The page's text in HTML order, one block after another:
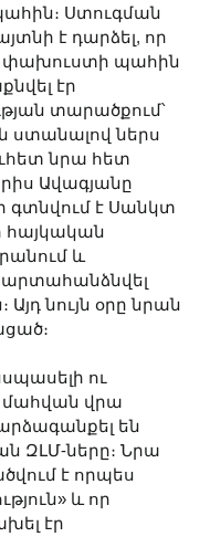
Ստուգման
է դարձել, որ
պահին
էր
տարածքում՝
ստանալով ներս
նրա հետ
Ավագյանը
գտնվում է Սանկտ
հայկական
և
նույն օրը նրան
ու
մահվան վրա
են
ԶԼՄ-ները։ Նրա
է որպես
և որ
էր